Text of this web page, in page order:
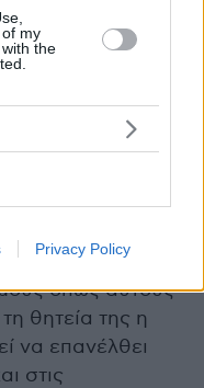
my
the
Privacy Policy
Συμφωνία του
τότε, για τα
οι
ωστόσο,
σε μία
τη χώρα.
δικαιώνει τη
όπως αυτούς
θητεία της η
να επανέλθει
στις